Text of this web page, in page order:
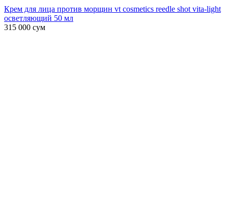
Крем для лица против морщин vt cosmetics reedle shot vita-light
осветляющий 50 мл
315 000 сум